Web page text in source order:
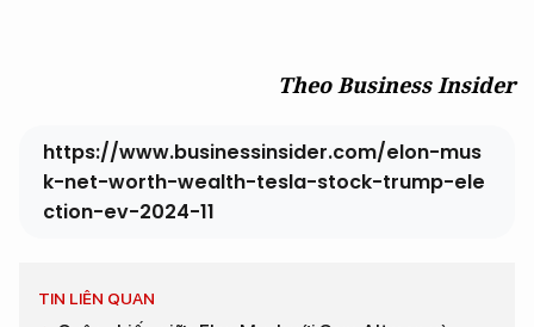
Theo Business Insider
https://www.businessinsider.com/elon-mus
k-net-worth-wealth-tesla-stock-trump-ele
ction-ev-2024-11
TIN LIÊN QUAN